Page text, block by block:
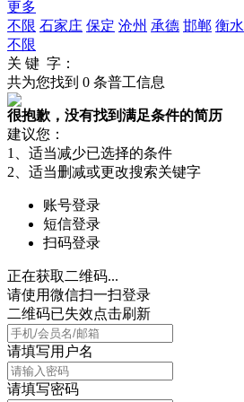
更多
不限 石家庄 保定 沧州 承德 邯郸 衡水
不限
关 键 字：
共为您找到 0 条普工信息
很抱歉，没有找到满足条件的简历
建议您：
1、适当减少已选择的条件
2、适当删减或更改搜索关键字
账号登录
短信登录
扫码登录
正在获取二维码...
请使用微信扫一扫登录
二维码已失效点击刷新
请填写用户名
请填写密码